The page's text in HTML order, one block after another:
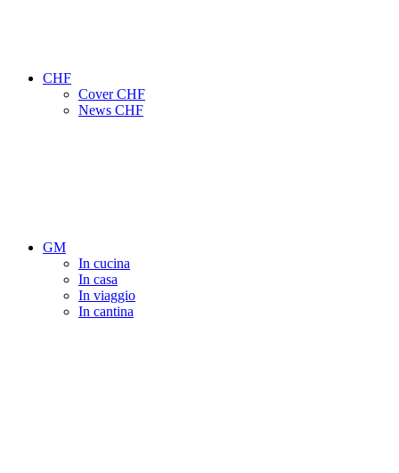
CHF
Cover CHF
News CHF
GM
In cucina
In casa
In viaggio
In cantina